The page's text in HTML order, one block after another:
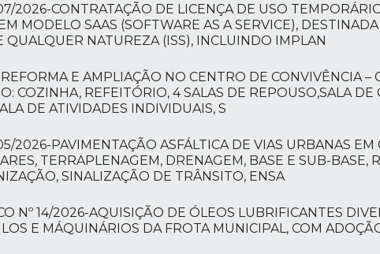
2026-CONTRATAÇÃO DE LICENÇA DE USO
MODELO SAAS (SOFTWARE AS A SERVICE),
QUALQUER NATUREZA (ISS), INCLUINDO IMPLAN
E AMPLIAÇÃO NO CENTRO DE CONVIVÊNCIA –
COZINHA, REFEITÓRIO, 4 SALAS DE REPOUSO,SALA
DE ATIVIDADES INDIVIDUAIS, S
2026-PAVIMENTAÇÃO ASFÁLTICA DE VIAS URBANAS
TERRAPLENAGEM, DRENAGEM, BASE E SUB-BASE,
SINALIZAÇÃO DE TRÂNSITO, ENSA
Nº 14/2026-AQUISIÇÃO DE ÓLEOS LUBRIFICANTES
E MÁQUINÁRIOS DA FROTA MUNICIPAL, COM